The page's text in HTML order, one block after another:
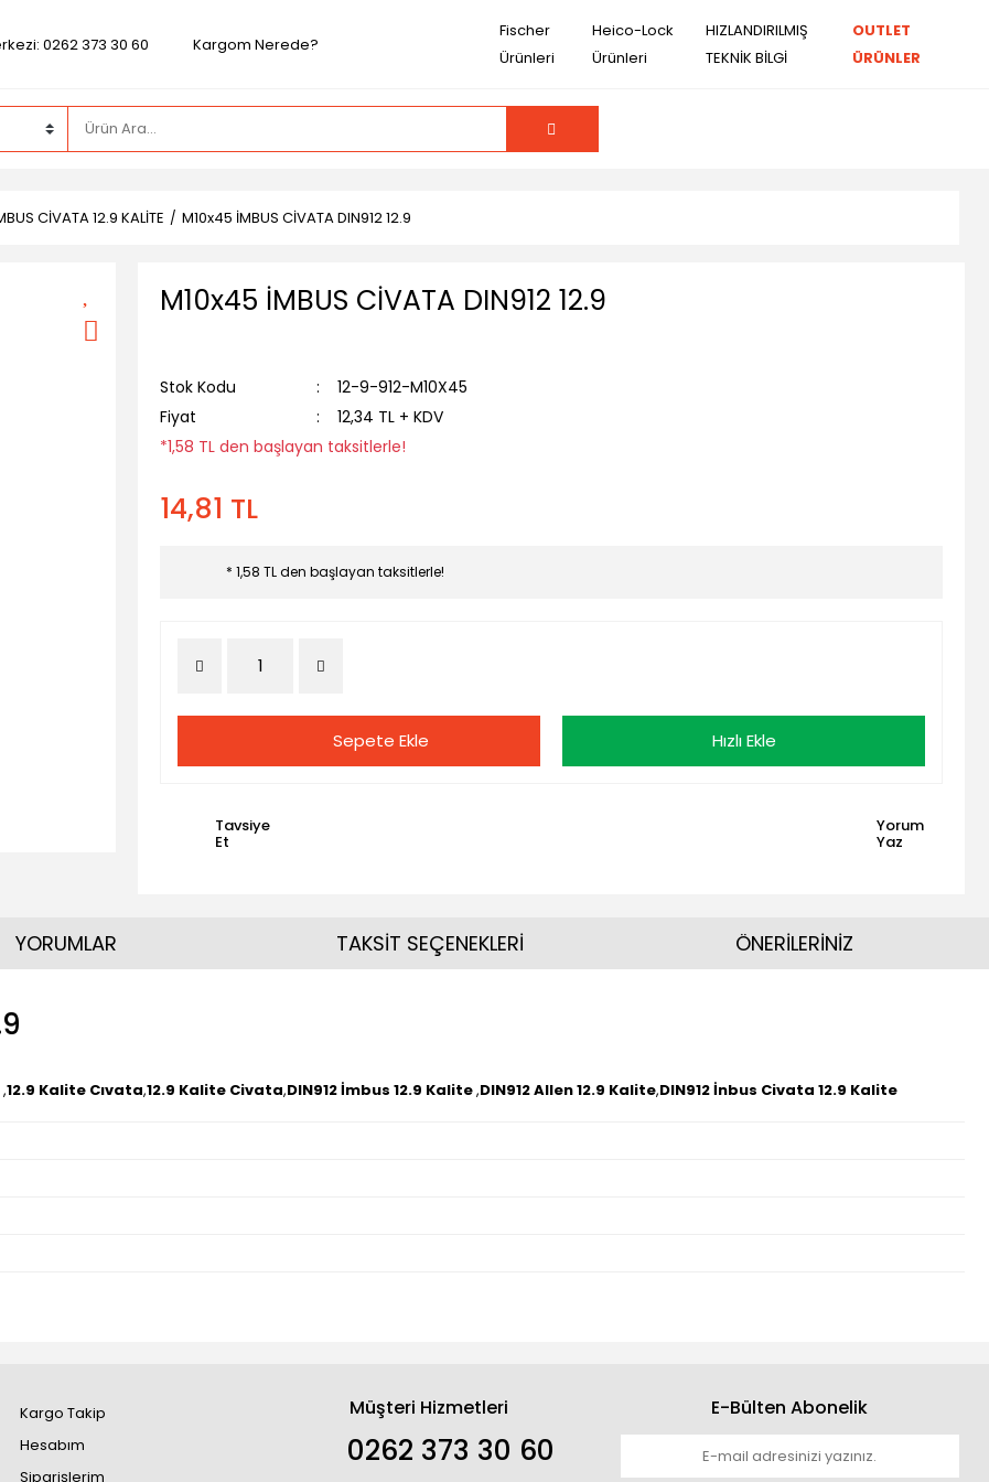
0262 373 30 60 Kargom Nerede?
Fischer
Ürünleri
Heico-Lock
Ürünleri
HIZLANDIRILMIŞ
TEKNİK BİLGİ
OUTLET
ÜRÜNLER
CİVATA 12.9 KALİTE M10x45 İMBUS CİVATA DIN912 12.9
M10x45 İMBUS CİVATA DIN912 12.9
Stok Kodu
12-9-912-M10X45
Fiyat
12,34 TL + KDV
*1,58 TL den başlayan taksitlerle!
14,81 TL
* 1,58 TL den başlayan taksitlerle!
Sepete Ekle Hızlı Ekle
Tavsiye
Et
Yorum
Yaz
,12.9 Kalite Cıvata,12.9 Kalite Civata,DIN912 İmbus 12.9 Kalite,DIN912 Allen 12.9 Kalite,DIN912 İnbus Civata 12.9 Kalite
YORUMLAR TAKSİT SEÇENEKLERİ ÖNERİLERİNİZ
Kargo Takip
Hesabım
Siparişlerim
Müşteri Hizmetleri
0262 373 30 60
E-Bülten Abonelik